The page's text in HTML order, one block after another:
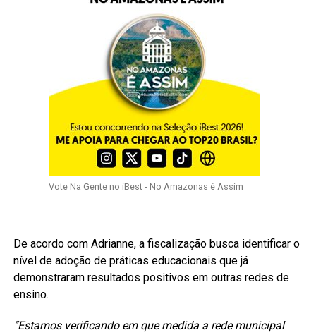
Vote Na Gente no iBest - No Amazonas é Assim
De acordo com Adrianne, a fiscalização busca identificar o
nível de adoção de práticas educacionais que já
demonstraram resultados positivos em outras redes de
ensino.
“Estamos verificando em que medida a rede municipal